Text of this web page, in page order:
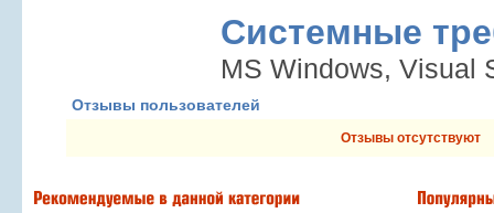
Системные
MS Windows, Visual
Отзывы пользователей
Отзывы отсутствуют